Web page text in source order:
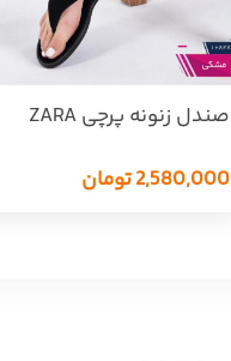
صندل زنونه پرچی ZARA
2,580,000تومان